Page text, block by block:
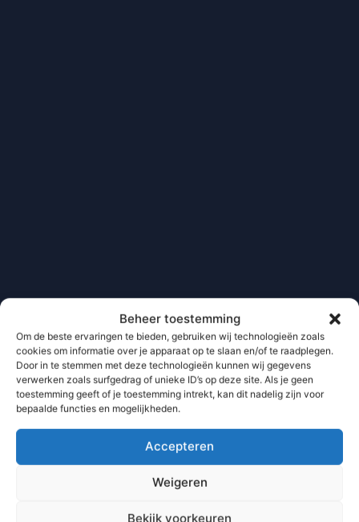
Beheer toestemming
Om de beste ervaringen te bieden, gebruiken wij technologieën zoals
cookies om informatie over je apparaat op te slaan en/of te raadplegen.
Door in te stemmen met deze technologieën kunnen wij gegevens
verwerken zoals surfgedrag of unieke ID’s op deze site. Als je geen
toestemming geeft of je toestemming intrekt, kan dit nadelig zijn voor
bepaalde functies en mogelijkheden.
Accepteren
Weigeren
Bekijk voorkeuren